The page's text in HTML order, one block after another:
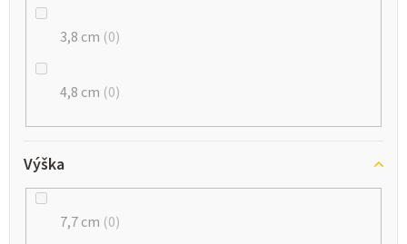
3,8 cm 0
4,8 cm 0
Výška
7,7 cm 0